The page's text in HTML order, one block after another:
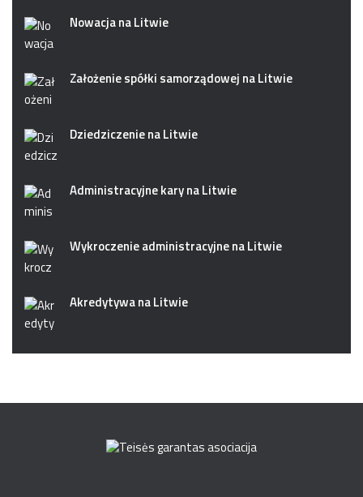
Nowacja na Litwie
Założenie spółki samorządowej na Litwie
Dziedziczenie na Litwie
Administracyjne kary na Litwie
Wykroczenie administracyjne na Litwie
Akredytywa na Litwie